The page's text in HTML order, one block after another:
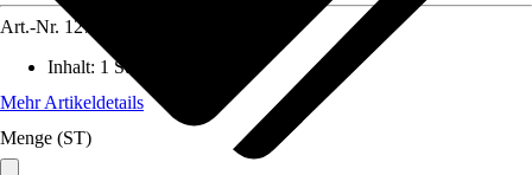
Art.-Nr. 12739450
Inhalt: 1 Stück
Mehr Artikeldetails
Menge (ST)